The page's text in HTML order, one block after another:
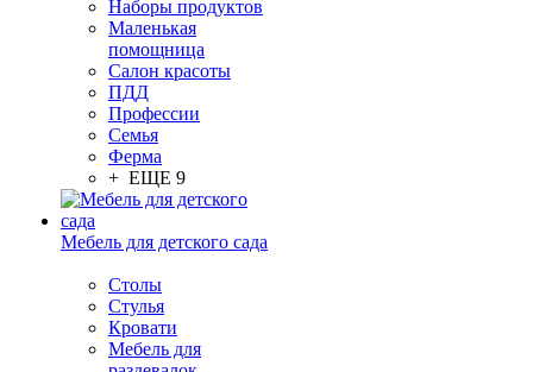
Наборы продуктов
Маленькая
помощница
Салон красоты
ПДД
Профессии
Семья
Ферма
+ ЕЩЕ 9
Мебель для детского сада
Столы
Cтулья
Кровати
Мебель для